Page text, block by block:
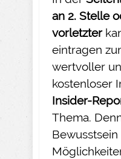
an 2. Stelle
vorletzter
eintragen
wertvoller
kostenloser
Insider-
Thema.